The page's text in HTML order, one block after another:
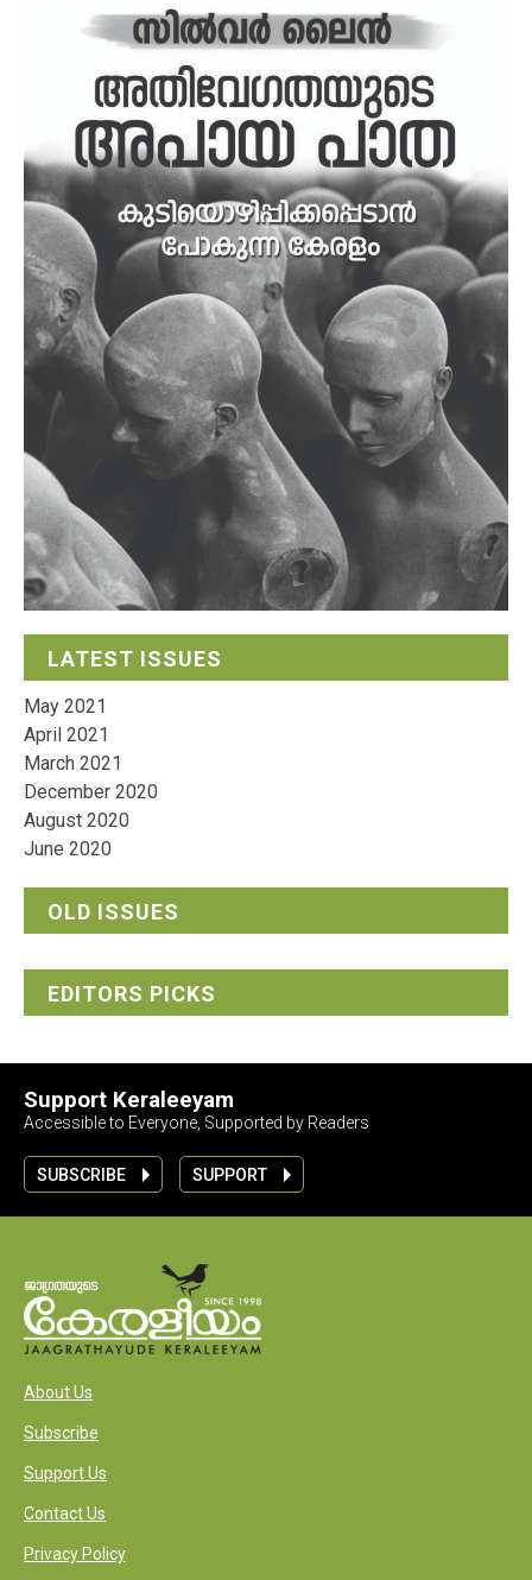
LATEST ISSUES
May 2021
April 2021
March 2021
December 2020
August 2020
June 2020
OLD ISSUES
EDITORS PICKS
Support Keraleeyam
Accessible to Everyone, Supported by Readers
SUBSCRIBE SUPPORT
About Us
Subscribe
Support Us
Contact Us
Privacy Policy